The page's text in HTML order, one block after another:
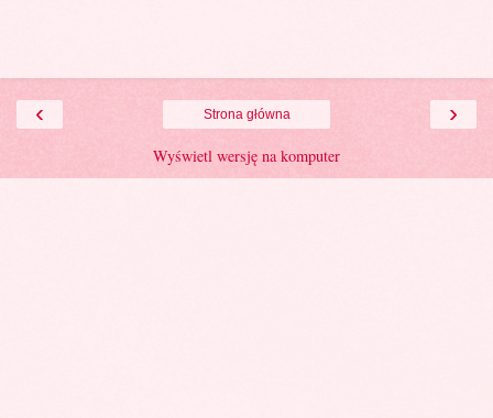
‹ ›
Strona główna
Wyświetl wersję na komputer